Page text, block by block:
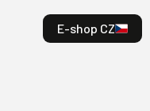
E-shop CZ